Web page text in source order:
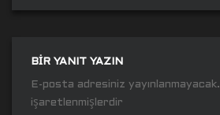
BIR YANIT YAZIN
E-posta adresiniz yayınlanmayacak.
işaretlenmişlerdir